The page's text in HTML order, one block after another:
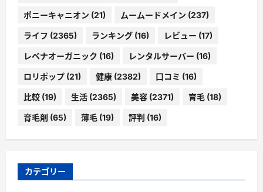
ポニーキャニオン (21) ムームードメイン (237)
ライフ (2365) ランキング (16) レビュー (17)
レベナオーガニック (16) レンタルサーバー (16)
ロリポップ (21) 健康 (2382) 口コミ (16)
比較 (19) 生活 (2365) 美容 (2371) 育毛 (18)
育毛剤 (65) 薄毛 (19) 評判 (16)
カテゴリー